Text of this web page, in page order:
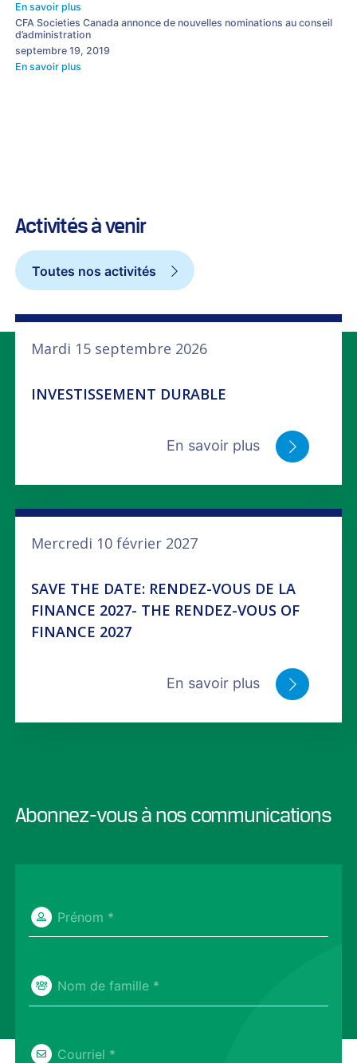
En savoir plus
CFA Societies Canada annonce de nouvelles nominations au conseil
d’administration
septembre 19, 2019
En savoir plus
Activités à venir
Toutes nos activités
Mardi 15 septembre 2026
INVESTISSEMENT DURABLE
En savoir plus
Mercredi 10 février 2027
SAVE THE DATE: RENDEZ-VOUS DE LA
FINANCE 2027- THE RENDEZ-VOUS OF
FINANCE 2027
En savoir plus
Abonnez-vous à nos communications
Prénom *
Nom de famille *
Courriel *